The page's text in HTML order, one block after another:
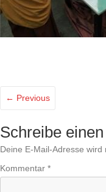
← Previous
Schreibe
Deine E-Mail-Adresse wird
Kommentar *